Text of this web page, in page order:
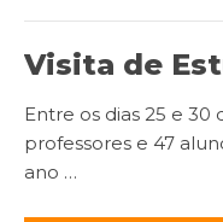
Visita de
Entre os dias 25 e
professores e 47
ano …